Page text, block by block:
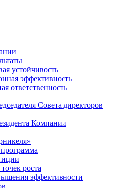
устойчивость
эффективность
ответственность
Совета директоров
Компании
роста
эффективности